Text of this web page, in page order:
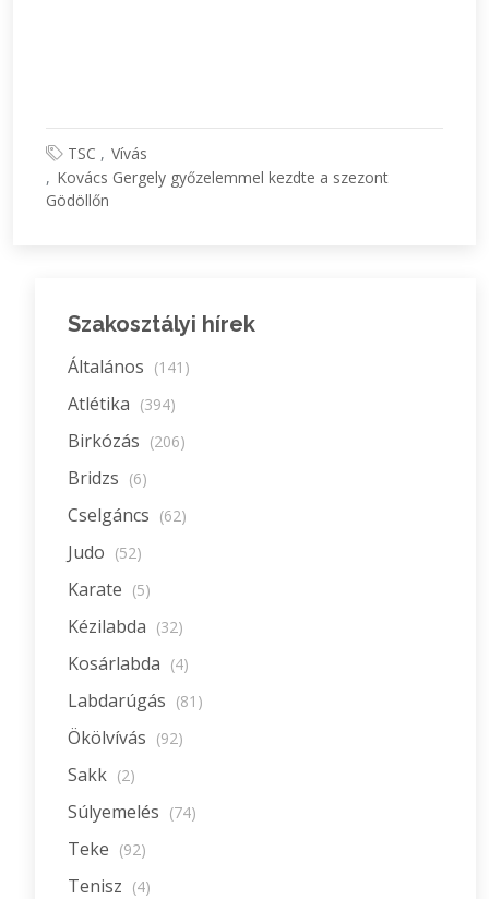
TSC
Vívás
Kovács Gergely győzelemmel kezdte a szezont
Gödöllőn
Szakosztályi hírek
Általános (141)
Atlétika (394)
Birkózás (206)
Bridzs (6)
Cselgáncs (62)
Judo (52)
Karate (5)
Kézilabda (32)
Kosárlabda (4)
Labdarúgás (81)
Ökölvívás (92)
Sakk (2)
Súlyemelés (74)
Teke (92)
Tenisz (4)